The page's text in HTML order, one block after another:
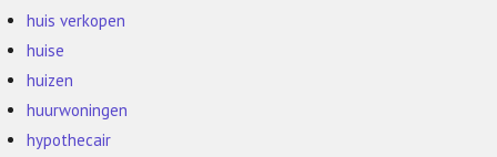
huis verkopen
huise
huizen
huurwoningen
hypothecair